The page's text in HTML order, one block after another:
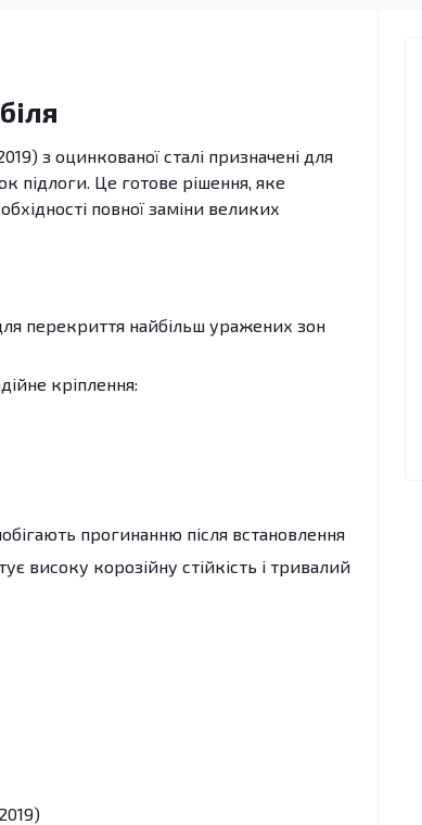
з оцинкованої сталі призначені для
підлоги. Це готове рішення, яке
повної заміни великих
перекриття найбільш уражених зон
кріплення:
прогинанню після встановлення
високу корозійну стійкість і тривалий